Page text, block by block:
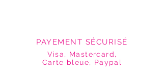
PAYEMENT SÉCURISÉ
Visa, Mastercard,
Carte bleue, Paypal